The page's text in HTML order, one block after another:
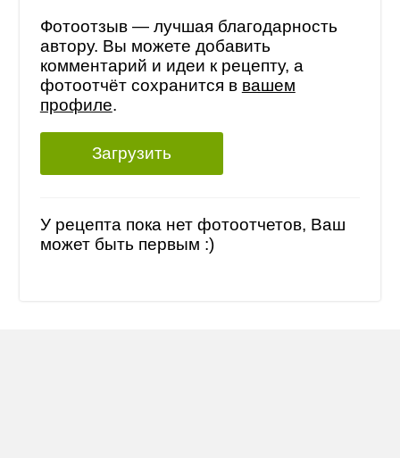
Фотоотзыв — лучшая благодарность
автору. Вы можете добавить
комментарий и идеи к рецепту, а
фотоотчёт сохранится в вашем
профиле.
Загрузить
У рецепта пока нет фотоотчетов, Ваш
может быть первым :)